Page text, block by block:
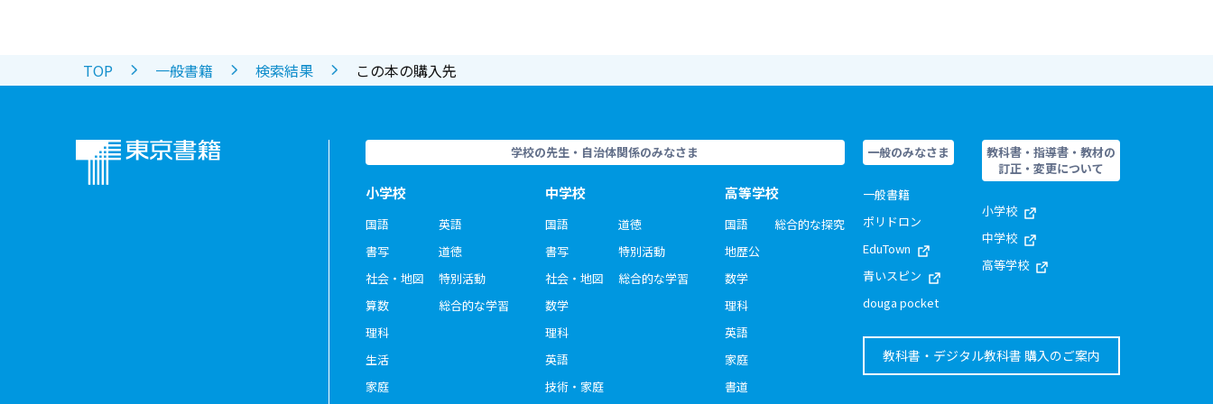
TOP 一般書籍 検索結果 この本の購入先
学校の先生・自治体関係のみなさま
小学校
国語
書写
社会・地図
算数
理科
生活
家庭
英語
道徳
特別活動
総合的な学習
中学校
国語
書写
社会・地図
数学
理科
英語
技術・家庭
道徳
特別活動
総合的な学習
高等学校
国語
地歴公
数学
理科
英語
家庭
書道
総合的な探究
一般のみなさま
一般書籍
ポリドロン
EduTown
青いスピン
douga pocket
教科書・指導書・教材の
訂正・変更について
小学校
中学校
高等学校
教科書・デジタル教科書 購入のご案内